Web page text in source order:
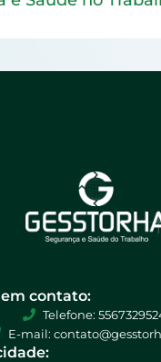
contato:
Telefone:
E-mail: